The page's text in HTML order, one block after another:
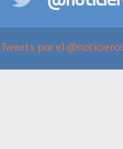
Tweets por el